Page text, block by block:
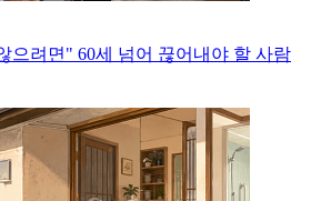
으려면" 60세 넘어 끊어내야 할 사람